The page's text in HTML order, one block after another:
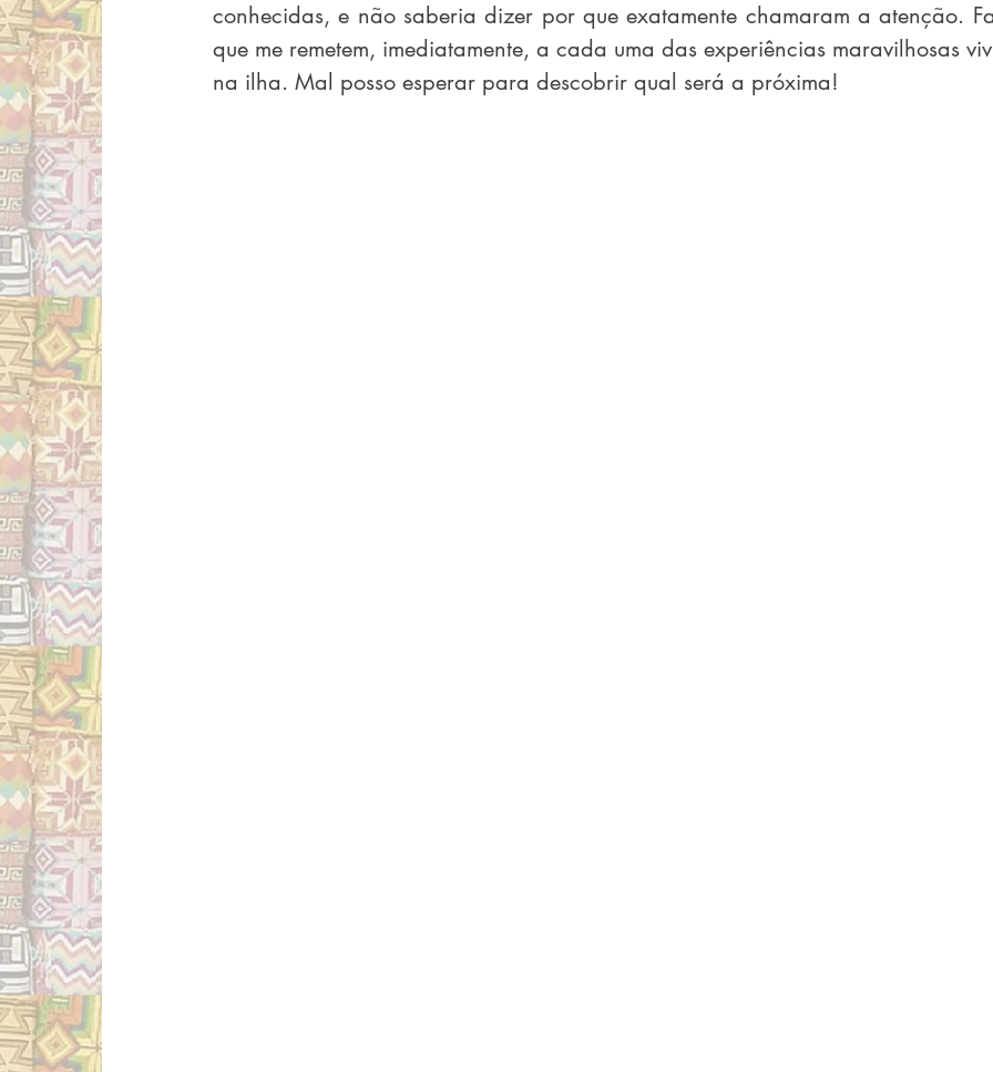
conhecidas, e não saberia dizer por que exatamente chamaram a atenção.
que me remetem, imediatamente, a cada uma das experiências maravilhosas
na ilha. Mal posso esperar para descobrir qual será a próxima!